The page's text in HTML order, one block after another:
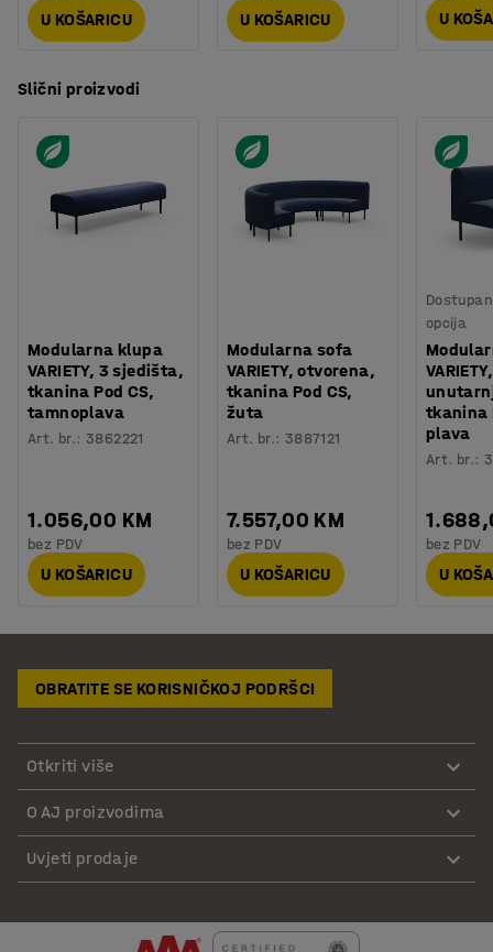
U KOŠARICU U KOŠARICU U
Slični proizvodi
Modularna klupa
VARIETY, 3 sjedišta,
tkanina Pod CS,
tamnoplava
Art. br.:3862221
1.056,00 KM
bez PDV
U KOŠARICU
Modularna sofa
VARIETY, otvorena,
tkanina Pod CS,
žuta
Art. br.: 3887121
7.557,00 KM
bez PDV
U KOŠARICU
opcija
tkanina
plava
Art. br.:
bez PDV
U
OBRATITE SE KORISNIČKOJ PODRŠCI
Otkriti više
O AJ proizvodima
Uvjeti prodaje